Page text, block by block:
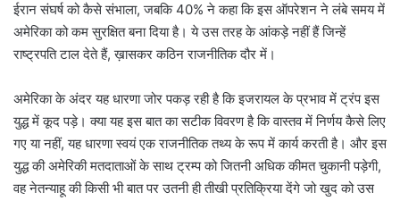
ईरान संघर्ष को कैसे संभाला, जबकि 40% ने कहा कि इस ऑपरेशन ने लंबे समय में
अमेरिका को कम सुरक्षित बना दिया है। ये उस तरह के आंकड़े नहीं हैं जिन्हें
राष्ट्रपति टाल देते हैं, ख़ासकर कठिन राजनीतिक दौर में।
अमेरिका के अंदर यह धारणा जोर पकड़ रही है कि इजरायल के प्रभाव में ट्रंप इस
युद्ध में कूद पड़े। क्या यह इस बात का सटीक विवरण है कि वास्तव में निर्णय कैसे लिए
गए या नहीं, यह धारणा स्वयं एक राजनीतिक तथ्य के रूप में कार्य करती है। और इस
युद्ध की अमेरिकी मतदाताओं के साथ ट्रम्प को जितनी अधिक कीमत चुकानी पड़ेगी,
वह नेतन्याहू की किसी भी बात पर उतनी ही तीखी प्रतिक्रिया देंगे जो खुद को उस